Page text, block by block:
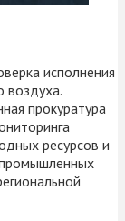
исполнения
воздуха.
прокуратура
ресурсов и
промышленных